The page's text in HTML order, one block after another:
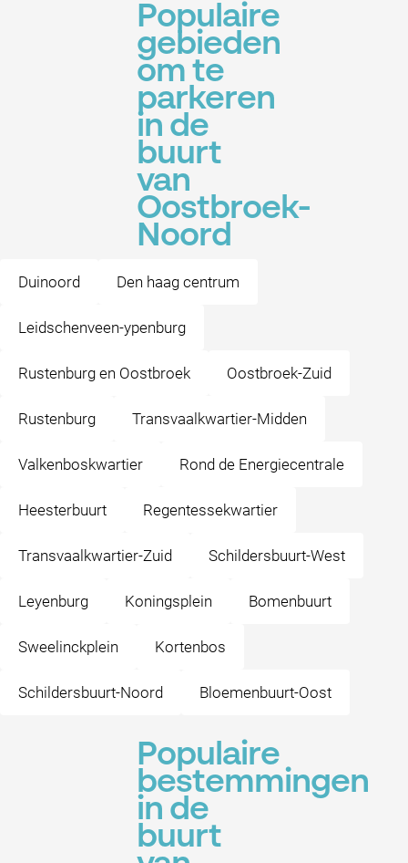
Populaire
gebieden
om te
parkeren
in de
buurt
van
Oostbroek-
Noord
Duinoord Den haag centrum
Leidschenveen-ypenburg
Rustenburg en Oostbroek Oostbroek-Zuid
Rustenburg Transvaalkwartier-Midden
Valkenboskwartier Rond de Energiecentrale
Heesterbuurt Regentessekwartier
Transvaalkwartier-Zuid Schildersbuurt-West
Leyenburg Koningsplein Bomenbuurt
Sweelinckplein Kortenbos
Schildersbuurt-Noord Bloemenbuurt-Oost
Populaire
bestemmingen
in de
buurt